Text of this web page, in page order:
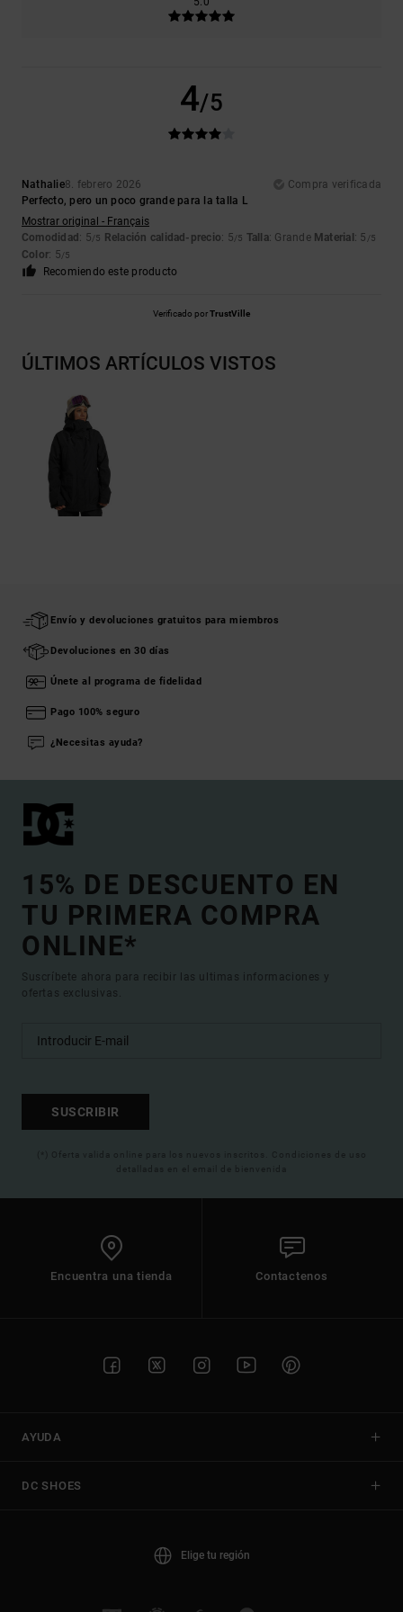
4/5
Nathalie8. febrero 2026
Compra verificada
Perfecto, pero un poco grande para la talla L
Mostrar original - Français
Comodidad : 5/5 Relación calidad-precio: 5/5 Talla: Grande Material : 5 /5
Color: 5/5
Recomiendo este producto
Verificado porTrustVille
ÚLTIMOS ARTÍCULOS VISTOS
Envío y devoluciones gratuitos para miembros
Devoluciones en 30 días
Únete al programa de fidelidad
Pago 100% seguro
¿Necesitas ayuda?
15% DE DESCUENTO EN
TU PRIMERA COMPRA
ONLINE*
Suscríbete ahora para recibir las ultimas informaciones y
ofertas exclusivas.
SUSCRIBIR
(*) Oferta valida online para los nuevos inscritos. Condiciones de uso
detalladas en el email de bienvenida
Encuentra una tienda Contactenos
AYUDA
DC SHOES
Elige tu región